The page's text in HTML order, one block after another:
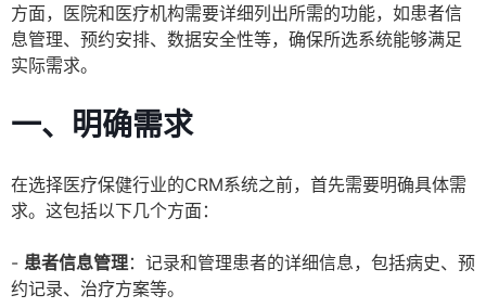
方面，医院和医疗机构需要详细列出所需的功能，如患者信
息管理、预约安排、数据安全性等，确保所选系统能够满足
实际需求。
一、明确需求
在选择医疗保健行业的CRM系统之前，首先需要明确具体需
求。这包括以下几个方面：
- 患者信息管理：记录和管理患者的详细信息，包括病史、预
约记录、治疗方案等。